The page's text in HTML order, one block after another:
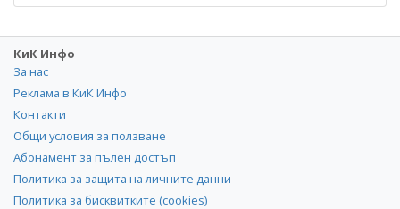
КиК Инфо
За нас
Реклама в КиК Инфо
Контакти
Общи условия за ползване
Абонамент за пълен достъп
Политика за защита на личните данни
Политика за бисквитките (cookies)